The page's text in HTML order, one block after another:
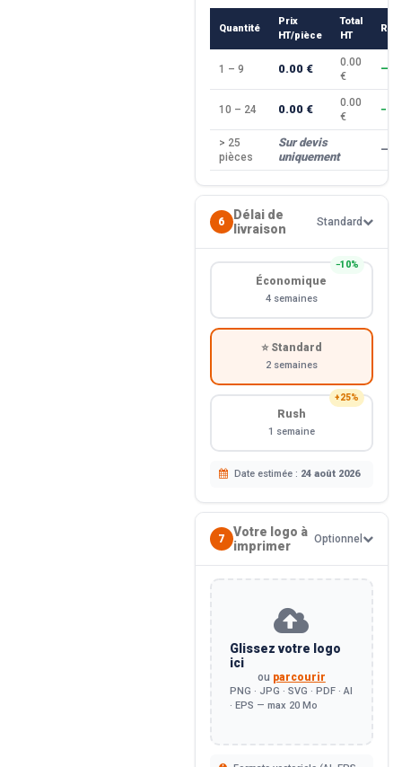
Quantité
Prix
HT/pièce
Total
HT
1 – 9 0.00 €
0.00
€
—
10 – 24 0.00 €
0.00
€
> 25
pièces
Sur devis
uniquement
—
6
Délai de
livraison
Standard
−10%
Économique
4 semaines
⭐ Standard
2 semaines
+25%
Rush
1 semaine
Date estimée : 24 août 2026
7
Votre logo à
imprimer
Optionnel
Glissez votre logo
ici
ou parcourir
PNG · JPG · SVG · PDF · AI
· EPS — max 20 Mo